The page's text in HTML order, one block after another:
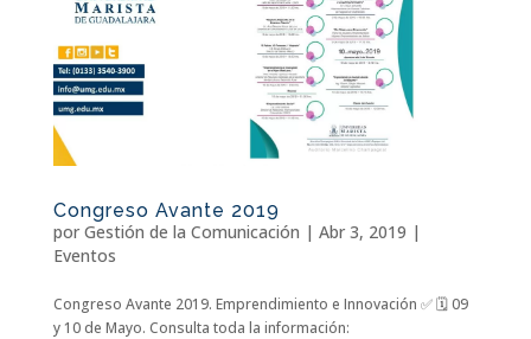
Congreso Avante 2019
por Gestión de la Comunicación | Abr 3, 2019 |
Eventos
Congreso Avante 2019. Emprendimiento e Innovación ✅ 🗓 09
y 10 de Mayo. Consulta toda la información: